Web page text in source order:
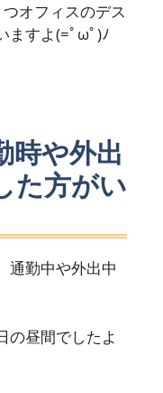
オフィスのデス
ますよ(=ﾟωﾟ)ﾉ
時や外出
た方がい
通勤中や外出中
の昼間でしたよ